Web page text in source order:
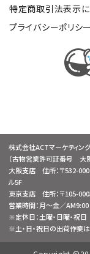
特定商取引法表示に
プライバシーポリシー
株式会社ACTマーケティン
（古物営業許可証番号 大
大阪支店 住所：〒532-
ル5F
東京支店 住所：〒105-
営業時間：月～金／
※定休日：土曜・日曜・祝日
※土・日・祝日の出荷作業は